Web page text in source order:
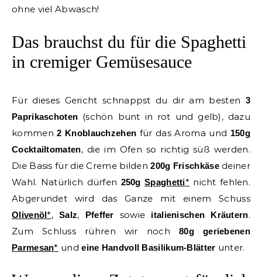
ohne viel Abwasch!
Das brauchst du für die Spaghetti
in cremiger Gemüsesauce
Für dieses Gericht schnappst du dir am besten 3
Paprikaschoten (schön bunt in rot und gelb), dazu
kommen2 Knoblauchzehen für das Aroma und 150g
Cocktailtomaten, die im Ofen so richtig süß werden.
Die Basis für die Creme bilden200g Frischkäsedeiner
Wahl. Natürlich dürfen 250g Spaghetti* nicht fehlen.
Abgerundet wird das Ganze mit einem Schuss
Olivenöl*,Salz, Pfeffer sowie italienischen Kräutern.
Zum Schluss rühren wir noch80g geriebenen
Parmesan* undeine Handvoll Basilikum-Blätter unter.